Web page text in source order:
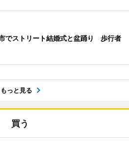
でストリート結婚式と盆踊り 歩行者
もっと見る
買う